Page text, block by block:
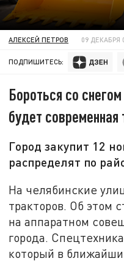
АЛЕКСЕЙ ПЕТРОВ 09 ДЕКАБРЯ
ПОДПИШИТЕСЬ:
Бороться со
будет современная
Город закупит 12
распределят по
На челябинские
тракторов. Об этом
на аппаратном
города.
который в